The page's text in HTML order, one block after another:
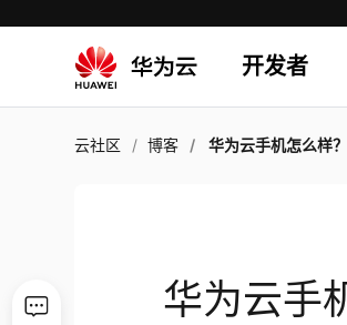
开发者
云社区 博客 华为云手机怎么样？
华为云手